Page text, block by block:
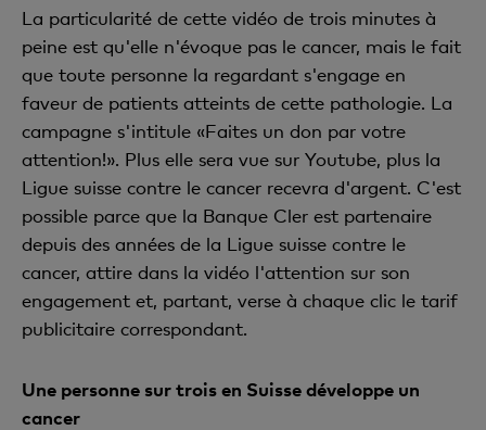
La particularité de cette vidéo de trois minutes à
peine est qu'elle n'évoque pas le cancer, mais le fait
que toute personne la regardant s'engage en
faveur de patients atteints de cette pathologie. La
campagne s'intitule «Faites un don par votre
attention!». Plus elle sera vue sur Youtube, plus la
Ligue suisse contre le cancer recevra d'argent. C'est
possible parce que la Banque Cler est partenaire
depuis des années de la Ligue suisse contre le
cancer, attire dans la vidéo l'attention sur son
engagement et, partant, verse à chaque clic le tarif
publicitaire correspondant.
Une personne sur trois en Suisse développe un
cancer